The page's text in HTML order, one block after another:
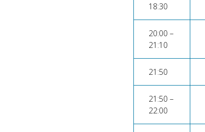
18:30
20:00 –
21:10
21:50
21:50 –
22:00